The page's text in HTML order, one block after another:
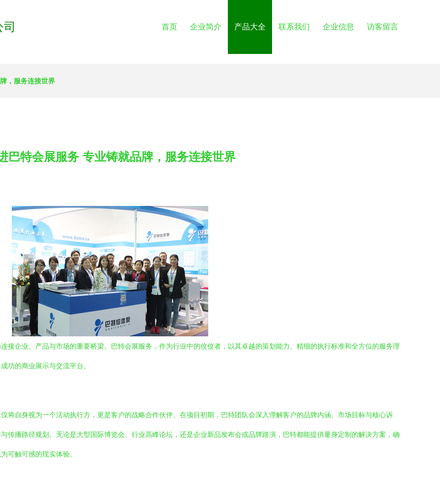
首页 企业简介 产品大全 联系我们 企业信息 访客留言
，服务连接世界
巴特会展服务 专业铸就品牌，服务连接世界
接企业、产品与市场的重要桥梁。巴特会展服务，作为行业中的佼佼者，以其卓越的策划能力、精细的执行标准和全方位的服务理
功的商业展示与交流平台。
将自身视为一个活动执行方，更是客户的战略合作伙伴。在项目初期，巴特团队会深入理解客户的品牌内涵、市场目标与核心诉
传播路径规划。无论是大型国际博览会、行业高峰论坛，还是企业新品发布会或品牌路演，巴特都能提供量身定制的解决方案，确
可触可感的现实体验。